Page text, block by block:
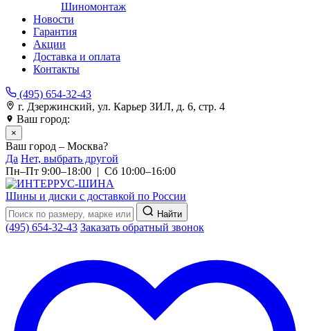
Шиномонтаж
Новости
Гарантия
Акции
Доставка и оплата
Контакты
(495) 654-32-43
г. Дзержинский, ул. Карьер ЗИЛ, д. 6, стр. 4
Ваш город:
×
Ваш город – Москва?
Да Нет, выбрать другой
Пн–Пт 9:00–18:00 | Сб 10:00–16:00
Шины и диски с доставкой по России
Найти
(495) 654-32-43 Заказать обратный звонок